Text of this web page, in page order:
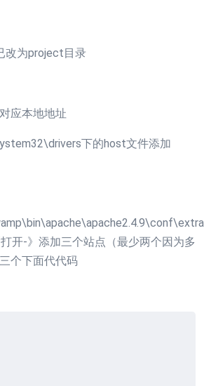
改为project目录
应本地地址
下的host文件添加
开-》添加三个站点（最少两个因为多
个下面代代码